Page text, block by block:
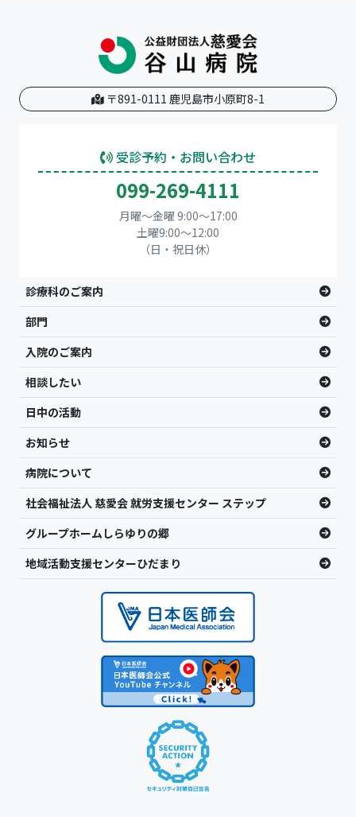
〒891-0111 鹿児島市小原町8-1
受診予約・お問い合わせ
099-269-4111
月曜～金曜 9:00～17:00
土曜9:00〜12:00
（日・祝日休）
診療科のご案内
部門
入院のご案内
相談したい
日中の活動
お知らせ
病院について
社会福祉法人 慈愛会 就労支援センター ステップ
グループホームしらゆりの郷
地域活動支援センターひだまり